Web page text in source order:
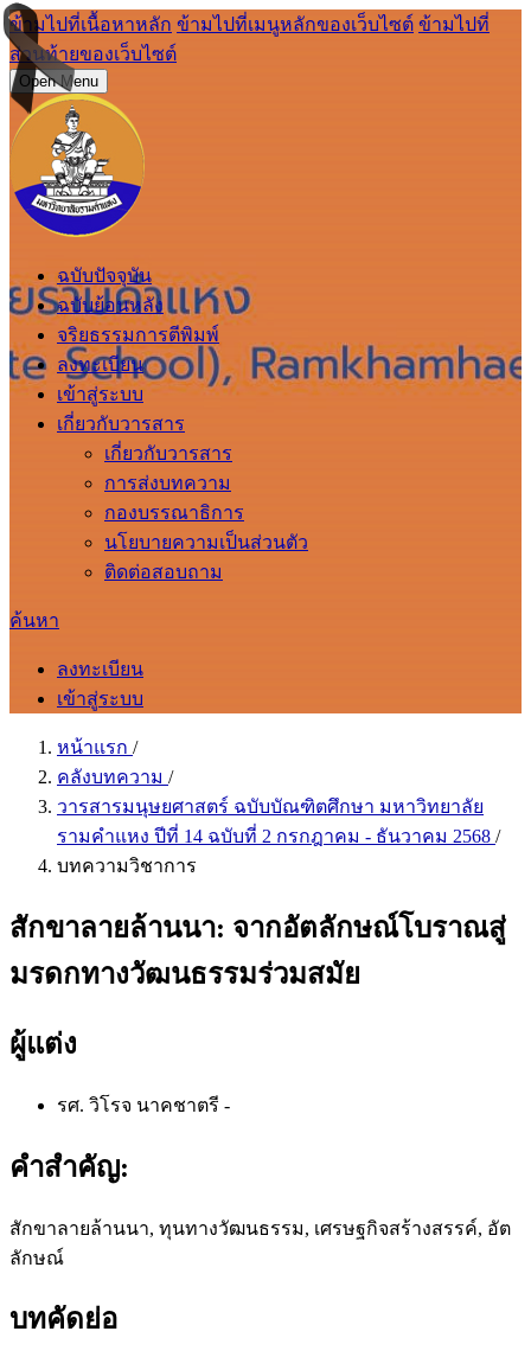
ข้ามไปที่เนื้อหาหลัก ข้ามไปที่เมนูหลักของเว็บไซต์ ข้ามไปที่
ส่วนท้ายของเว็บไซต์
Open Menu
ฉบับปัจจุบัน
ฉบับย้อนหลัง
จริยธรรมการตีพิมพ์
ลงทะเบียน
เข้าสู่ระบบ
เกี่ยวกับวารสาร
เกี่ยวกับวารสาร
การส่งบทความ
กองบรรณาธิการ
นโยบายความเป็นส่วนตัว
ติดต่อสอบถาม
ค้นหา
ลงทะเบียน
เข้าสู่ระบบ
หน้าแรก /
คลังบทความ /
วารสารมนุษยศาสตร์ ฉบับบัณฑิตศึกษา มหาวิทยาลัย
รามคำแหง ปีที่ 14 ฉบับที่ 2 กรกฎาคม - ธันวาคม 2568 /
บทความวิชาการ
สักขาลายล้านนา: จากอัตลักษณ์โบราณสู่
มรดกทางวัฒนธรรมร่วมสมัย
ผู้แต่ง
รศ. วิโรจ นาคชาตรี -
คำสำคัญ:
สักขาลายล้านนา, ทุนทางวัฒนธรรม, เศรษฐกิจสร้างสรรค์, อัต
ลักษณ์
บทคัดย่อ